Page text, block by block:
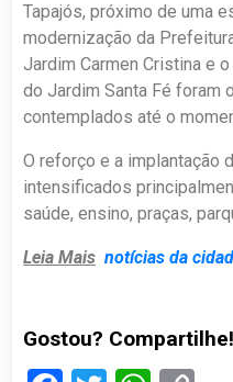
Tapajós, próximo de uma
modernização da
Jardim Carmen Cristina e
do Jardim Santa Fé foram
contemplados até o
O reforço e a implantação
intensificados
saúde, ensino, praças,
Leia Mais notícias da
Gostou? Compartilhe!